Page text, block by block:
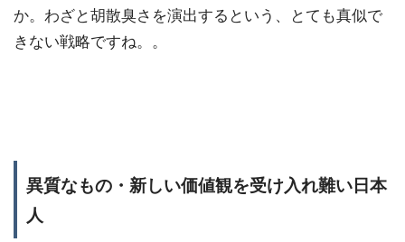
か。わざと胡散臭さを演出するという、とても真似で
きない戦略ですね。。
異質なもの・新しい価値観を受け入れ難い日本
人